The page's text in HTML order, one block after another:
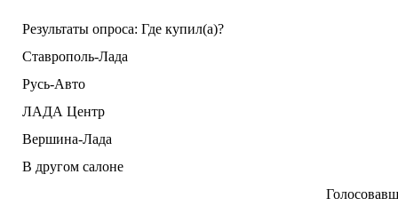
Результаты опроса: Где купил(а)?
Ставрополь-Лада
Русь-Авто
ЛАДА Центр
Вершина-Лада
В другом салоне